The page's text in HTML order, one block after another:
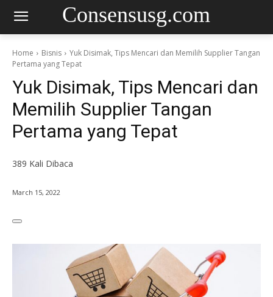
Consensusg.com
Home Bisnis
Yuk Disimak, Tips Mencari dan Memilih Supplier Tangan
Pertama yang Tepat
Yuk Disimak, Tips Mencari dan
Memilih Supplier Tangan
Pertama yang Tepat
389 Kali Dibaca
March 15, 2022